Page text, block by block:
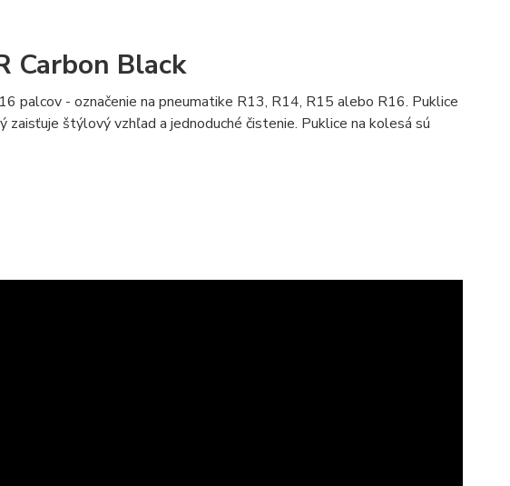
Carbon Black
palcov - označenie na pneumatike R13, R14, R15 alebo R16. Puklice
štýlový vzhľad a jednoduché čistenie. Puklice na kolesá sú